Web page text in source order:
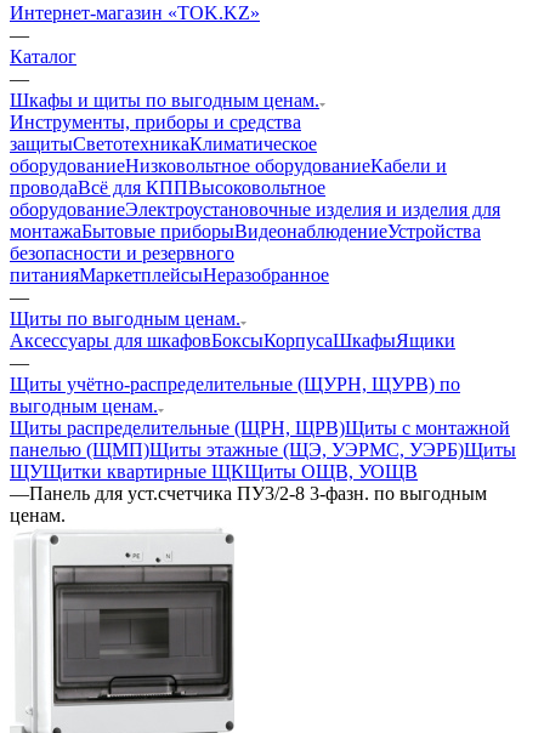
Интернет-магазин «TOK.KZ»
—
Каталог
—
Шкафы и щиты по выгодным ценам.
Инструменты, приборы и средства
защитыСветотехникаКлиматическое
оборудованиеНизковольтное оборудованиеКабели и
проводаВсё для КППВысоковольтное
оборудованиеЭлектроустановочные изделия и изделия для
монтажаБытовые приборыВидеонаблюдениеУстройства
безопасности и резервного
питанияМаркетплейсыНеразобранное
—
Щиты по выгодным ценам.
Аксессуары для шкафовБоксыКорпусаШкафыЯщики
—
Щиты учётно-распределительные (ЩУРН, ЩУРВ) по
выгодным ценам.
Щиты распределительные (ЩРН, ЩРВ)Щиты с монтажной
панелью (ЩМП)Щиты этажные (ЩЭ, УЭРМС, УЭРБ)Щиты
ЩУЩитки квартирные ЩКЩиты ОЩВ, УОЩВ
—Панель для уст.счетчика ПУ3/2-8 3-фазн. по выгодным
ценам.